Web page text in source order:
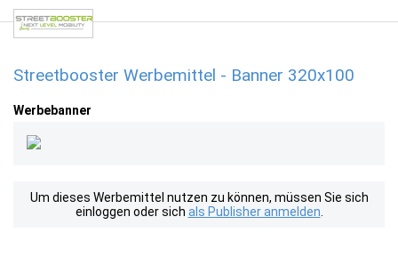
Streetbooster Werbemittel - Banner 320x100
Werbebanner
Um dieses Werbemittel nutzen zu können, müssen Sie sich
einloggen oder sich als Publisher anmelden